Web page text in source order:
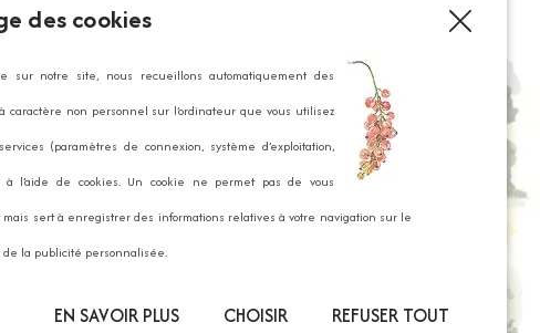
des cookies
sur notre site, nous recueillons automatiquement des
caractère non personnel sur l’ordinateur que vous utilisez
(paramètres de connexion, système d’exploitation,
l’aide de cookies. Un cookie ne permet pas de vous
sert à enregistrer des informations relatives à votre navigation sur le
de la publicité personnalisée.
EN SAVOIR PLUS CHOISIR REFUSER TOUT